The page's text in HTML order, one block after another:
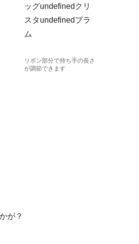
リボン部分で持ち手の長さ
が調節できます
が？